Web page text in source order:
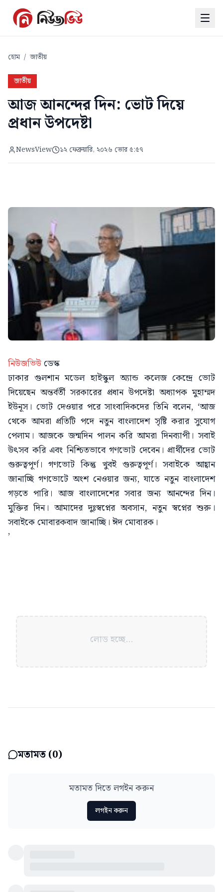
হোম / জাতীয়
জাতীয়
আজ আনন্দের দিন: ভোট দিয়ে
প্রধান উপদেষ্টা
NewsView ১২ ফেব্রুয়ারি, ২০২৬ ভোর ৫:৫৭
নিউজভিউডেস্ক
ঢাকার গুলশান মডেল হাইস্কুল অ্যান্ড কলেজ কেন্দ্রে ভোট
দিয়েছেন অন্তর্বর্তী সরকারের প্রধান উপদেষ্টা অধ্যাপক মুহাম্মদ
ইউনূস। ভোট দেওয়ার পরে সাংবাদিকদের তিনি বলেন, ‘আজ
থেকে আমরা প্রতিটি পদে নতুন বাংলাদেশ সৃষ্টি করার সুযোগ
পেলাম। আজকে জন্মদিন পালন করি আমরা দিনব্যাপী। সবাই
উৎসব করি এবং নিশ্চিতভাবে গণভোট দেবেন। প্রার্থীদের ভোট
গুরুত্বপূর্ণ। গণভোট কিন্তু খুবই গুরুত্বপূর্ণ। সবাইকে আহ্বান
জানাচ্ছি গণভোটে অংশ নেওয়ার জন্য, যাতে নতুন বাংলাদেশ
গড়তে পারি। আজ বাংলাদেশের সবার জন্য আনন্দের দিন।
মুক্তির দিন। আমাদের দুঃস্বপ্নের অবসান, নতুন স্বপ্নের শুরু।
সবাইকে মোবারকবাদ জানাচ্ছি। ঈদ মোবারক।
’
লোড হচ্ছে...
মতামত (0)
মতামত দিতে লগইন করুন
লগইন করুন